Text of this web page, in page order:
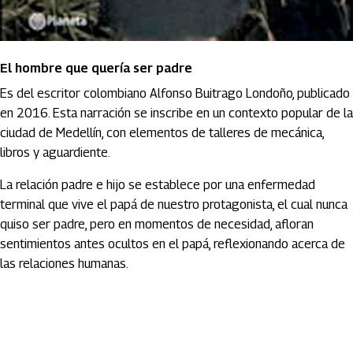
El hombre que quería ser padre
Es del escritor colombiano Alfonso Buitrago Londoño, publicado
en 2016. Esta narración se inscribe en un contexto popular de la
ciudad de Medellín, con elementos de talleres de mecánica,
libros y aguardiente.
La relación padre e hijo se establece por una enfermedad
terminal que vive el papá de nuestro protagonista, el cual nunca
quiso ser padre, pero en momentos de necesidad, afloran
sentimientos antes ocultos en el papá, reflexionando acerca de
las relaciones humanas.